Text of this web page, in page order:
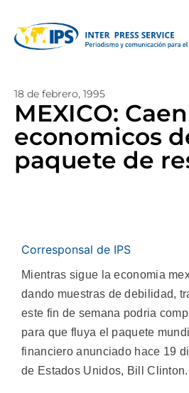
18 de febrero, 1995
MEXICO:
economicos
paquete de
Corresponsal de IPS
Mientras sigue la economia
dando muestras de debilidad,
este fin de semana podria
para que fluya el paquete
financiero anunciado hace 19
de Estados Unidos, Bill Clinton.